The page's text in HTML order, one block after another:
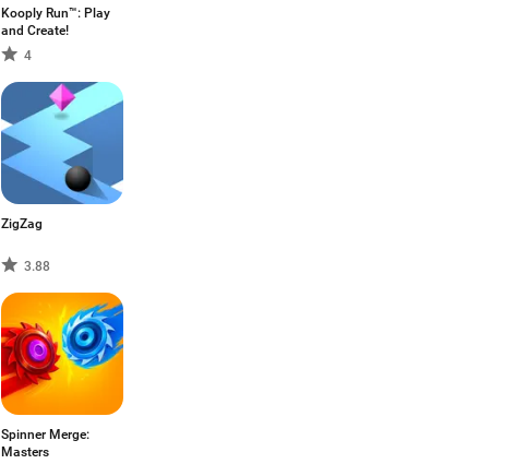
Kooply Run™: Play
and Create!
4
ZigZag
3.88
Spinner Merge:
Masters